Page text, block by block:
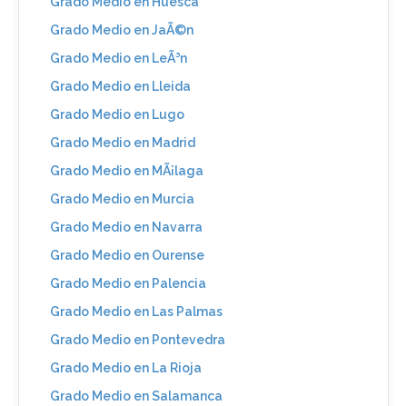
Grado Medio en JaÃ©n
Grado Medio en LeÃ³n
Grado Medio en Lleida
Grado Medio en Lugo
Grado Medio en Madrid
Grado Medio en MÃ¡laga
Grado Medio en Murcia
Grado Medio en Navarra
Grado Medio en Ourense
Grado Medio en Palencia
Grado Medio en Las Palmas
Grado Medio en Pontevedra
Grado Medio en La Rioja
Grado Medio en Salamanca